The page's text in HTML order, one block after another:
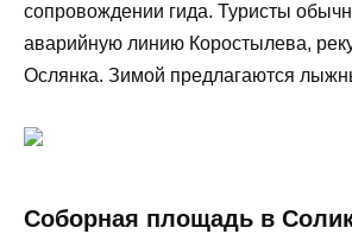
сопровождении гида. Туристы
аварийную линию Коростылева,
Ослянка. Зимой предлагаются
Соборная площадь в